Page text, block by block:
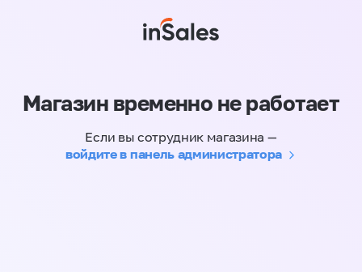
Магазин временно не работает
Если вы сотрудник магазина —
войдите в панель администратора